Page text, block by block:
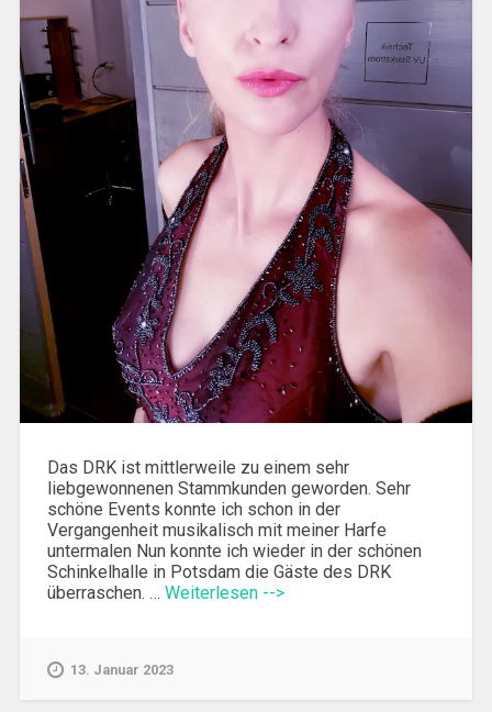
Das DRK ist mittlerweile zu einem sehr
liebgewonnenen Stammkunden geworden. Sehr
schöne Events konnte ich schon in der
Vergangenheit musikalisch mit meiner Harfe
untermalen Nun konnte ich wieder in der schönen
Schinkelhalle in Potsdam die Gäste des DRK
überraschen. … Weiterlesen -->
13. Januar 2023